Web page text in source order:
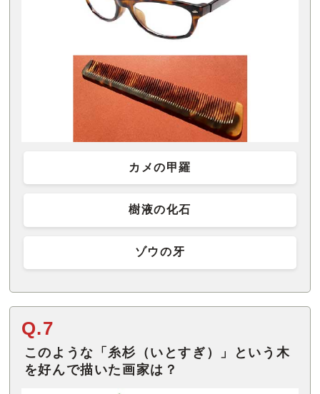
カメの甲羅
樹液の化石
ゾウの牙
Q.7
このような「糸杉（いとすぎ）」という木
を好んで描いた画家は？